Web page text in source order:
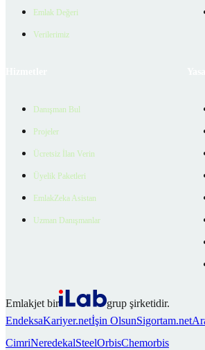
Emlak Değeri
Verilerimiz
Danışman Bul
Projeler
Ücretsiz İlan Verin
Üyelik Paketleri
EmlakZeka Asistan
Uzman Danışmanlar
Emlakjet bir
grup şirketidir.
EndeksaKariyer.netİşin OlsunSigortam.net
CimriNeredekalSteelOrbisChemorbis